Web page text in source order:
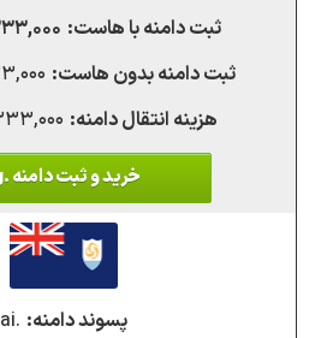
خرید و ثبت دامنه .ag
.ai